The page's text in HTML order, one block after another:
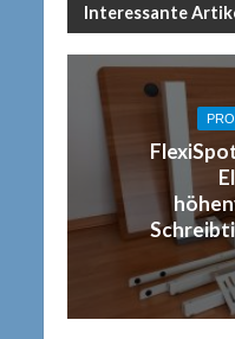
Interessante